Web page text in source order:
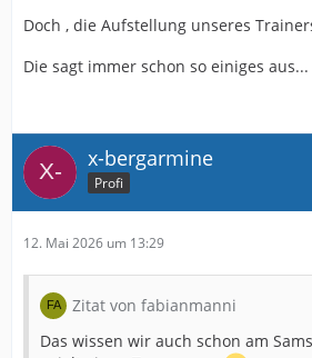
Doch , die Aufstellung unseres
Die sagt immer schon so einiges aus...
x-bergarmine
Profi
12. Mai 2026 um 13:29
Zitat von fabianmanni
Das wissen wir auch schon am